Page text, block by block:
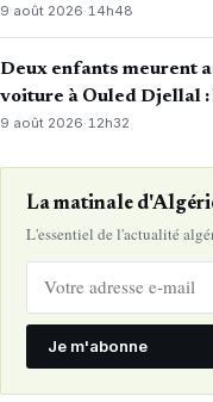
9 août 2026·14h48
Deux enfants meurent
voiture à Ouled Djellal
9 août 2026·12h32
La matinale
L'essentiel de l'actualité
Je m'abonne